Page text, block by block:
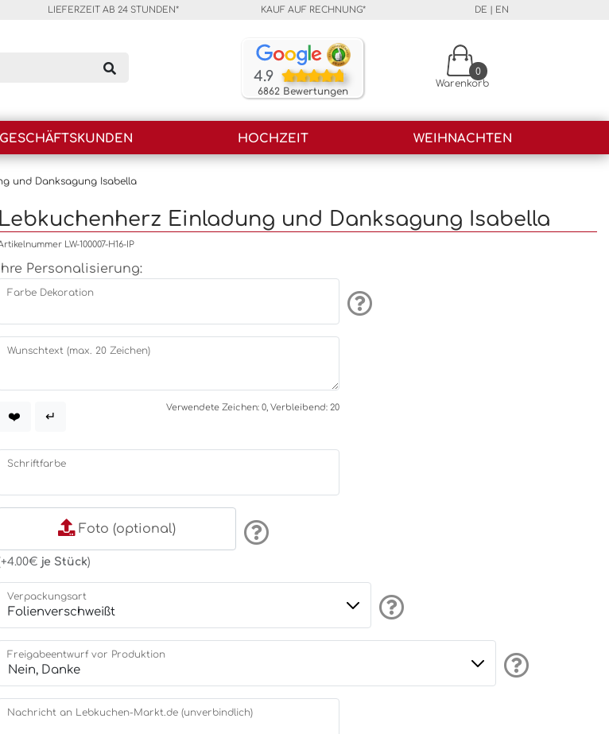
LIEFERZEIT AB 24 STUNDEN* KAUF AUF RECHNUNG* DE | EN
Unsere Kunden bewerten unsere Produkte und
4.9
6862 Bewertungen
Warenkorb
0
GESCHÄFTSKUNDEN HOCHZEIT WEIHNACHTEN
und Danksagung Isabella
Lebkuchenherz Einladung und Danksagung Isabella
LW-100007-H16-IP
Ihre Personalisierung:
Farbe Dekoration
Wunschtext (max. 20 Zeichen)
❤️ ↵
Verwendete Zeichen: 0, Verbleibend: 20
Schriftfarbe
Foto (optional)
je Stück)
Verpackungsart
Freigabeentwurf vor Produktion
Nachricht an Lebkuchen-Markt.de (unverbindlich)